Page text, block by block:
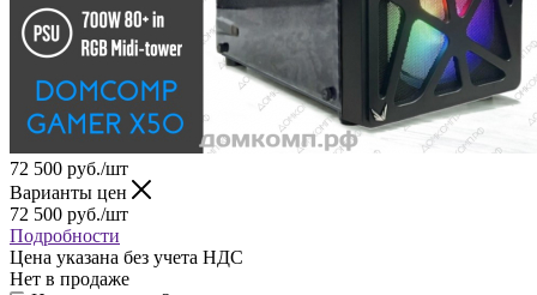
72 500 руб./шт
Варианты цен
72 500 руб./шт
Подробности
Цена указана без учета НДС
Нет в продаже